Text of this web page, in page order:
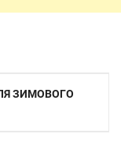
ЗИМОВОГО